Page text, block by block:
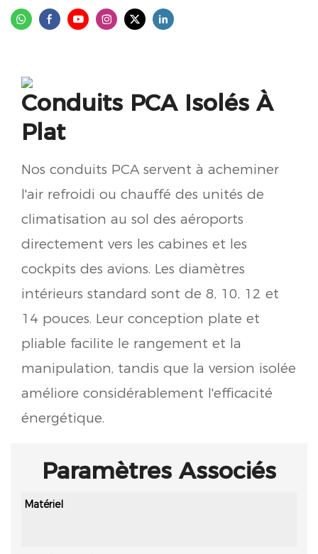
Conduits PCA Isolés À
Plat
Nos conduits PCA servent à acheminer
l'air refroidi ou chauffé des unités de
climatisation au sol des aéroports
directement vers les cabines et les
cockpits des avions. Les diamètres
intérieurs standard sont de 8, 10, 12 et
14 pouces. Leur conception plate et
pliable facilite le rangement et la
manipulation, tandis que la version isolée
améliore considérablement l'efficacité
énergétique.
Paramètres Associés
Matériel